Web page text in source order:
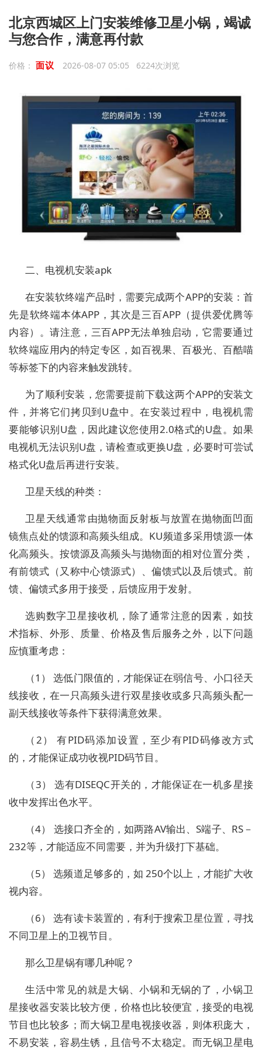
北京西城区上门安装维修卫星小锅，竭诚
与您合作，满意再付款
价格： 面议 2026-08-07 05:05 6224次浏览
二、电视机安装apk
在安装软终端产品时，需要完成两个APP的安装：首
先是软终端本体APP，其次是三百APP（提供爱优腾等
内容）。请注意，三百APP无法单独启动，它需要通过
软终端应用内的特定专区，如百视果、百极光、百酷喵
等标签下的内容来触发跳转。
为了顺利安装，您需要提前下载这两个APP的安装文
件，并将它们拷贝到U盘中。在安装过程中，电视机需
要能够识别U盘，因此建议您使用2.0格式的U盘。如果
电视机无法识别U盘，请检查或更换U盘，必要时可尝试
格式化U盘后再进行安装。
卫星天线的种类：
卫星天线通常由抛物面反射板与放置在抛物面凹面
镜焦点处的馈源和高频头组成。KU频道多采用馈源一体
化高频头。按馈源及高频头与抛物面的相对位置分类，
有前馈式（又称中心馈源式）、偏馈式以及后馈式。前
馈、偏馈式多用于接受，后馈应用于发射。
选购数字卫星接收机，除了通常注意的因素，如技
术指标、外形、质量、价格及售后服务之外，以下问题
应慎重考虑：
（1） 选低门限值的，才能保证在弱信号、小口径天
线接收，在一只高频头进行双星接收或多只高频头配一
副天线接收等条件下获得满意效果。
（2） 有PID码添加设置，至少有PID码修改方式
的，才能保证成功收视PID码节目。
（3） 选有DISEQC开关的，才能保证在一机多星接
收中发挥出色水平。
（4） 选接口齐全的，如两路AV输出、S端子、RS－
232等，才能适应不同需要，并为升级打下基础。
（5） 选频道足够多的，如 250个以上，才能扩大收
视内容。
（6） 选有读卡装置的，有利于搜索卫星位置，寻找
不同卫星上的卫视节目。
那么卫星锅有哪几种呢？
生活中常见的就是大锅、小锅和无锅的了，小锅卫
星接收器安装比较方便，价格也比较便宜，接受的电视
节目也比较多；而大锅卫星电视接收器，则体积庞大，
不易安装，容易生锈，且信号不太稳定。而无锅卫星电